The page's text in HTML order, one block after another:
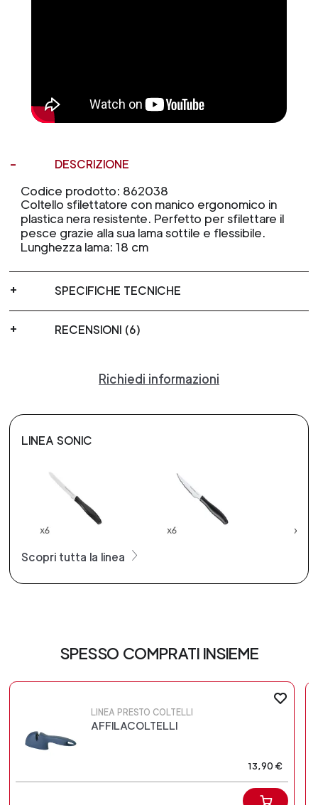
DESCRIZIONE
Codice prodotto: 862038
Coltello sfilettatore con manico ergonomico in
plastica nera resistente. Perfetto per sfilettare il
pesce grazie alla sua lama sottile e flessibile.
Lunghezza lama: 18 cm
SPECIFICHE TECNICHE
RECENSIONI (6)
Richiedi informazioni
LINEA SONIC
Scopri tutta la linea
SPESSO COMPRATI INSIEME
LINEA PRESTO COLTELLI
AFFILACOLTELLI
13,90 €